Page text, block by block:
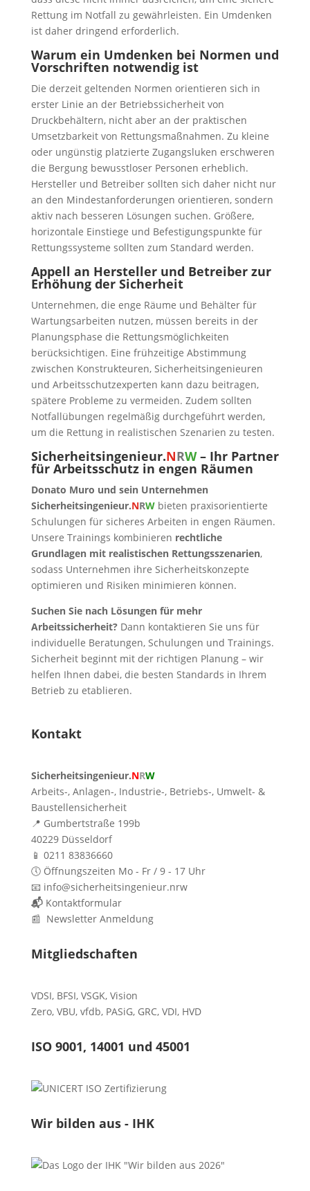
Rettung im Notfall zu gewährleisten. Ein Umdenken
ist daher dringend erforderlich.
Warum ein Umdenken bei Normen und
Vorschriften notwendig ist
Die derzeit geltenden Normen orientieren sich in
erster Linie an der Betriebssicherheit von
Druckbehältern, nicht aber an der praktischen
Umsetzbarkeit von Rettungsmaßnahmen. Zu kleine
oder ungünstig platzierte Zugangsluken erschweren
die Bergung bewusstloser Personen erheblich.
Hersteller und Betreiber sollten sich daher nicht nur
an den Mindestanforderungen orientieren, sondern
aktiv nach besseren Lösungen suchen. Größere,
horizontale Einstiege und Befestigungspunkte für
Rettungssysteme sollten zum Standard werden.
Appell an Hersteller und Betreiber zur
Erhöhung der Sicherheit
Unternehmen, die enge Räume und Behälter für
Wartungsarbeiten nutzen, müssen bereits in der
Planungsphase die Rettungsmöglichkeiten
berücksichtigen. Eine frühzeitige Abstimmung
zwischen Konstrukteuren, Sicherheitsingenieuren
und Arbeitsschutzexperten kann dazu beitragen,
spätere Probleme zu vermeiden. Zudem sollten
Notfallübungen regelmäßig durchgeführt werden,
um die Rettung in realistischen Szenarien zu testen.
Sicherheitsingenieur.NRW– Ihr Partner
für Arbeitsschutz in engen Räumen
Donato Muro und sein Unternehmen
Sicherheitsingenieur.NRWbieten praxisorientierte
Schulungen für sicheres Arbeiten in engen Räumen.
Unsere Trainings kombinieren rechtliche
Grundlagen mit realistischen Rettungsszenarien,
sodass Unternehmen ihre Sicherheitskonzepte
optimieren und Risiken minimieren können.
Suchen Sie nach Lösungen für mehr
Arbeitssicherheit?Dann kontaktieren Sie uns für
individuelle Beratungen, Schulungen und Trainings.
Sicherheit beginnt mit der richtigen Planung – wir
helfen Ihnen dabei, die besten Standards in Ihrem
Betrieb zu etablieren.
Kontakt
Sicherheitsingenieur.NRW
Arbeits-, Anlagen-, Industrie-, Betriebs-, Umwelt- &
Baustellensicherheit
📍 Gumbertstraße 199b
40229 Düsseldorf
📱 0211 83836660
🕔 Öffnungszeiten Mo - Fr / 9 - 17 Uhr
📧 info@sicherheitsingenieur.nrw
📬 Kontaktformular
📰 Newsletter Anmeldung
Mitgliedschaften
VDSI, BFSI, VSGK, Vision
Zero, VBU, vfdb, PASiG, GRC, VDI, HVD
ISO 9001, 14001 und 45001
Wir bilden aus - IHK